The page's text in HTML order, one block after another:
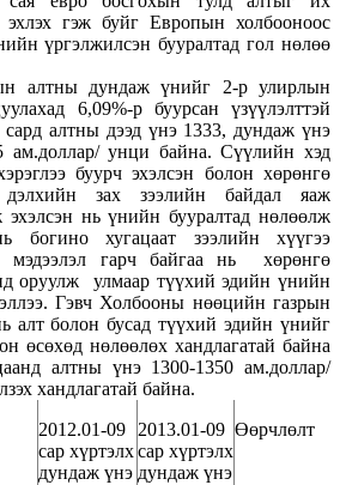
эхлэх гэж буйг Европын холбооноос
үргэлжилсэн бууралтад гол нөлөө
алтны дундаж үнийг 2-р улирлын
6,09%-р буурсан үзүүлэлттэй
алтны дээд үнэ 1333, дундаж үнэ
ам.доллар/ унци байна. Сүүлийн хэд
буурч эхэлсэн болон хөрөнгө
дэлхийн зах зээлийн байдал яаж
эхэлсэн нь үнийн бууралтад нөлөөлж
богино хугацаат зээлийн хүүгээ
мэдээлэл гарч байгаа нь хөрөнгө
оруулж улмаар түүхий эдийн үнийн
Гэвч Холбооны нөөцийн газрын
алт болон бусад түүхий эдийн үнийг
өсөхөд нөлөөлөх хандлагатай байна
алтны үнэ 1300-1350 ам.доллар/
хандлагатай байна.
2012.01-09
сар хүртэлх
дундаж үнэ
2013.01-09
сар хүртэлх
дундаж үнэ
Өөрчлөлт